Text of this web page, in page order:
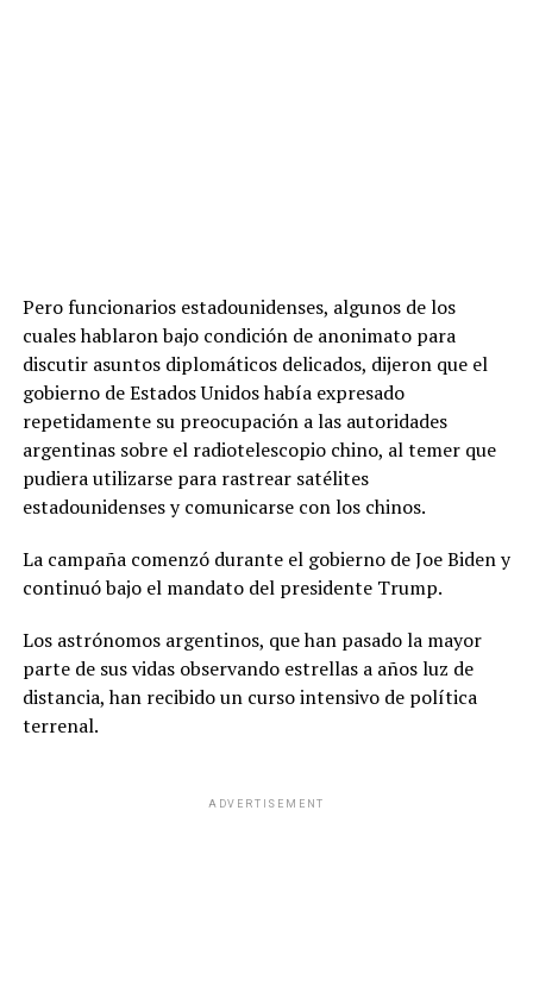
Pero funcionarios estadounidenses, algunos de los
cuales hablaron bajo condición de anonimato para
discutir asuntos diplomáticos delicados, dijeron que el
gobierno de Estados Unidos había expresado
repetidamente su preocupación a las autoridades
argentinas sobre el radiotelescopio chino, al temer que
pudiera utilizarse para rastrear satélites
estadounidenses y comunicarse con los chinos.
La campaña comenzó durante el gobierno de Joe Biden y
continuó bajo el mandato del presidente Trump.
Los astrónomos argentinos, que han pasado la mayor
parte de sus vidas observando estrellas a años luz de
distancia, han recibido un curso intensivo de política
terrenal.
ADVERTISEMENT